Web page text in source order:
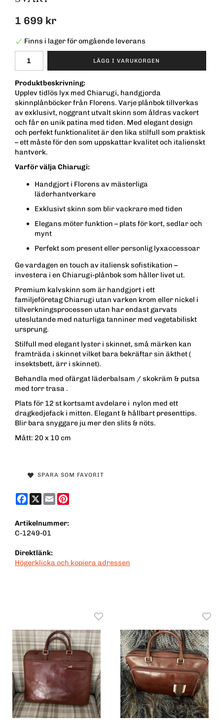
1 699 kr
Finns i lager för omgående leverans
LÄGG I VARUKORGEN
Produktbeskrivning:
Upplev tidlös lyx med Chiarugi, handgjorda
skinnplånböcker från Florens. Varje plånbok tillverkas
av exklusivt, noggrant utvalt skinn som åldras vackert
och får en unik patina med tiden. Med elegant design
och perfekt funktionalitet är den lika stilfull som praktisk
– ett måste för den som uppskattar kvalitet och italienskt
hantverk.
Varför välja Chiarugi:
Handgjort i Florens av mästerliga
läderhantverkare
Exklusivt skinn som blir vackrare med tiden
Elegans möter funktion – plats för kort, sedlar och
mynt
Perfekt som present eller personlig lyxaccessoar
Ge vardagen en touch av italiensk sofistikation –
investera i en Chiarugi-plånbok som håller livet ut.
Premium kalvskinn som är handgjort i ett
familjeföretag Chiarugi utan varken krom eller nickel i
tillverkningsprocessen utan har endast garvats
uteslutande med naturliga tanniner med vegetabiliskt
ursprung.
Stilfull med elegant lyster i skinnet, små märken kan
framträda i skinnet vilket bara bekräftar sin äkthet (
insektsbett, ärr i skinnet).
Behandla med ofärgat läderbalsam / skokräm & putsa
med torr trasa .
Plats för 12 st kortsamt avdelare i nylon med ett
dragkedjefack i mitten. Elegant & hållbart presenttips.
Blir bara snyggare ju mer den slits & nöts.
Mått: 20 x 10 cm
SPARA SOM FAVORIT
Facebook
X Email
Artikelnummer:
C-1249-01
Direktlänk:
Högerklicka och kopiera adressen